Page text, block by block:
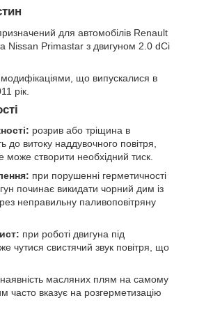
для автомобілів Renault
Nissan Primastar з двигуном 2.0 dCi
модифікаціями, що випускалися в
рік.
розрив або тріщина в
до витоку наддувочного повітря,
може створити необхідний тиск.
при порушенні герметичності
починає викидати чорний дим із
неправильну паливоповітряну
при роботі двигуна під
чутися свистячий звук повітря, що
наявність масляних плям на самому
часто вказує на розгерметизацію